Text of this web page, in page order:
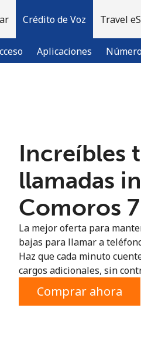
Crédito de Voz
Aplicaciones
Travel
Inicia sesión →
con
Increíbles
llamadas
Comoros
La mejor oferta para
bajas para llamar a
Haz que cada minuto
cargos adicionales, sin
Comprar ahora